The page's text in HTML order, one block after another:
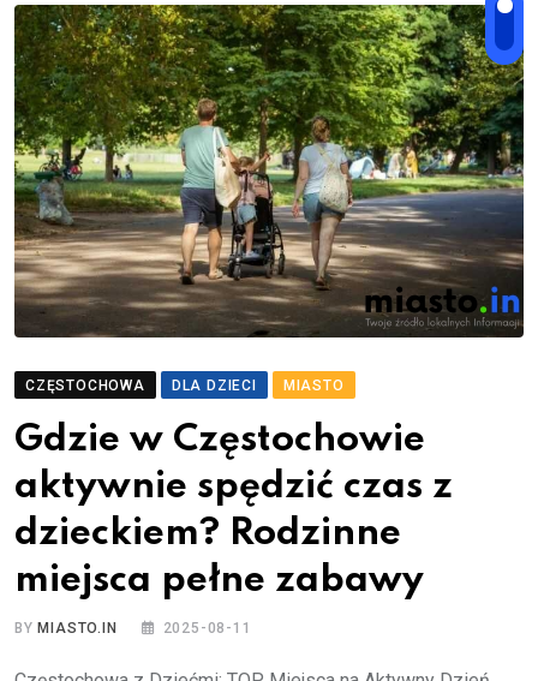
CZĘSTOCHOWA DLA DZIECI MIASTO
Gdzie w Częstochowie
aktywnie spędzić czas z
dzieckiem? Rodzinne
miejsca pełne zabawy
BYMIASTO.IN 2025-08-11